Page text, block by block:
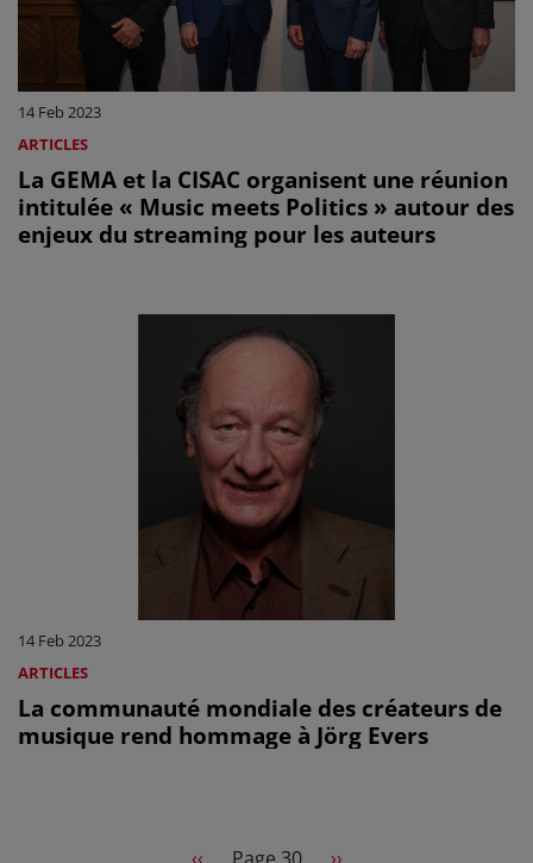
14 Feb 2023
ARTICLES
La GEMA et la CISAC organisent une réunion
intitulée « Music meets Politics » autour des
enjeux du streaming pour les auteurs
14 Feb 2023
ARTICLES
La communauté mondiale des créateurs de
musique rend hommage à Jörg Evers
Previous page
‹‹ Page 30 Next page
››